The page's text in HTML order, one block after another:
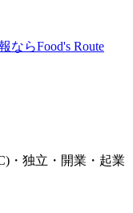
ならFood's Route
・独立・開業・起業